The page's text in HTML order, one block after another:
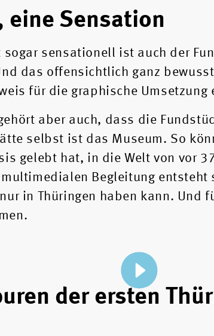
eine Sensation
sogar sensationell ist auch der
das offensichtlich ganz
für die graphische Umsetzung
aber auch, dass die
selbst ist das Museum. So
gelebt hat, in die Welt von vor
Begleitung entsteht
in Thüringen haben kann. Und
der ersten